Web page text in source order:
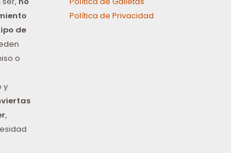
de
o
y
,
Política de Privacidad